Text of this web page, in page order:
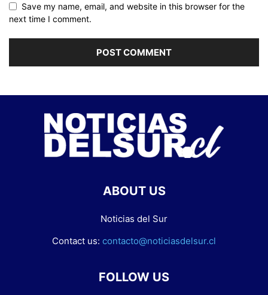
Save my name, email, and website in this browser for the
next time I comment.
ABOUT US
Noticias del Sur
Contact us: contacto@noticiasdelsur.cl
FOLLOW US